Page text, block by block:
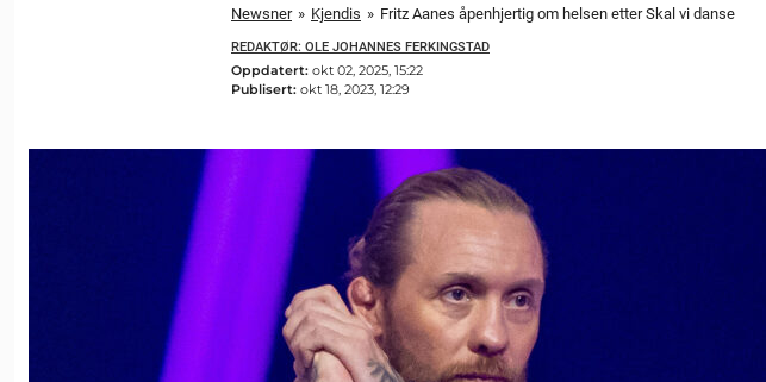
Newsner » Kjendis » Fritz Aanes åpenhjertig om helsen etter Skal vi danse
REDAKTØR: OLE JOHANNES FERKINGSTAD
Oppdatert: okt 02, 2025, 15:22
Publisert: okt 18, 2023, 12:29